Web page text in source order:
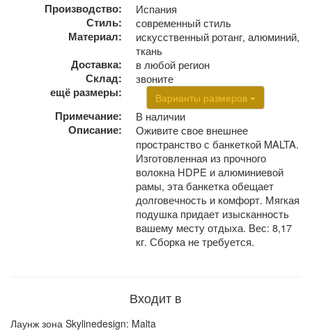
Производство:
Испания
Стиль:
современный стиль
Материал:
искусственный ротанг, алюминий,
ткань
Доставка:
в любой регион
Склад:
звоните
ещё размеры:
Варианты размеров
Примечание:
В наличии
Описание:
Оживите свое внешнее
пространство с банкеткой MALTA.
Изготовленная из прочного
волокна HDPE и алюминиевой
рамы, эта банкетка обещает
долговечность и комфорт. Мягкая
подушка придает изысканность
вашему месту отдыха. Вес: 8,17
кг. Сборка не требуется.
Входит в
Лаунж зона Skylinedesign: Malta